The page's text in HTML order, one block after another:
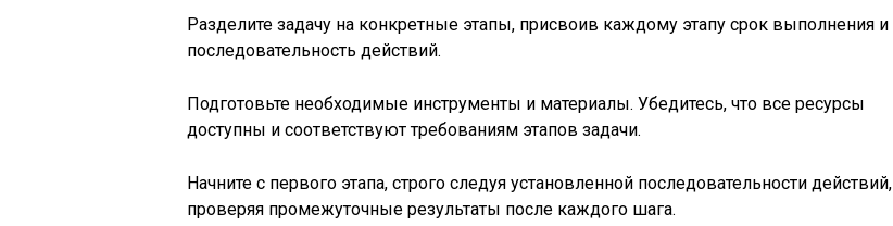
Разделите задачу на конкретные этапы, присвоив каждому этапу срок выполнения и
последовательность действий.
Подготовьте необходимые инструменты и материалы. Убедитесь, что все ресурсы
доступны и соответствуют требованиям этапов задачи.
Начните с первого этапа, строго следуя установленной последовательности действий,
проверяя промежуточные результаты после каждого шага.